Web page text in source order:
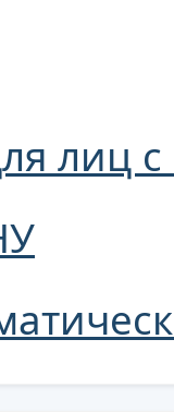
лиц